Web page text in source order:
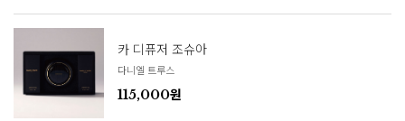
카 디퓨저 조슈아
다니엘 트루스
115,000원